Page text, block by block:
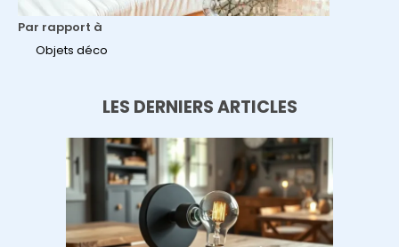
Par rapport à
Objets déco
LES DERNIERS ARTICLES